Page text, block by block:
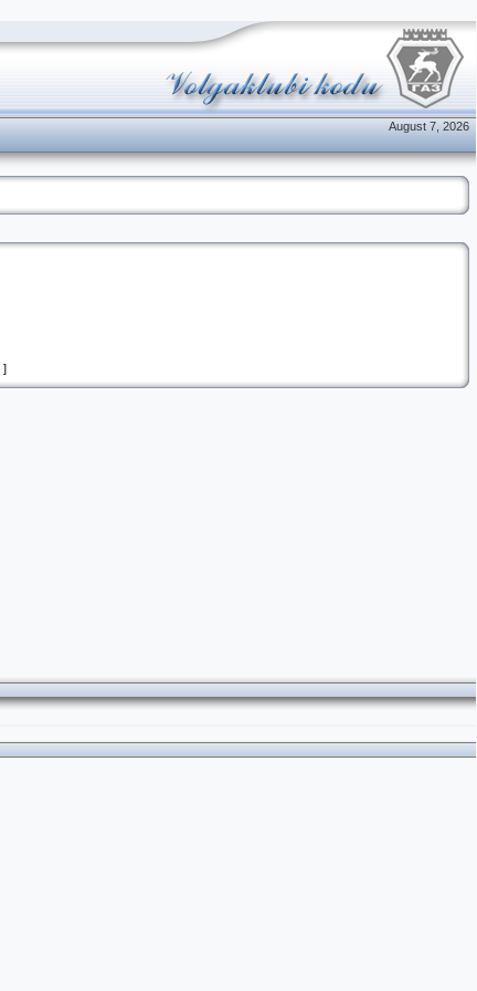
August 7, 2026
]